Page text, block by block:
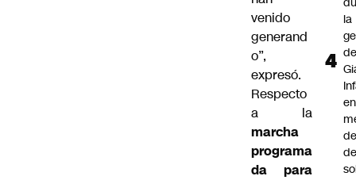
venido
generand
o”,
expresó.
Respecto
a la
marcha
programa
da para
la
de
en
de